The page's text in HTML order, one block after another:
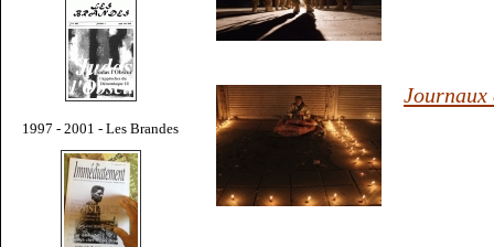
1997 - 2001 - Les Brandes